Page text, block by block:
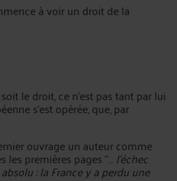
à voir un droit de la
le droit, ce n'est pas tant par lui
s'est opérée, que, par
ouvrage un auteur comme
les premières pages "…l'échec
: la France y a perdu une